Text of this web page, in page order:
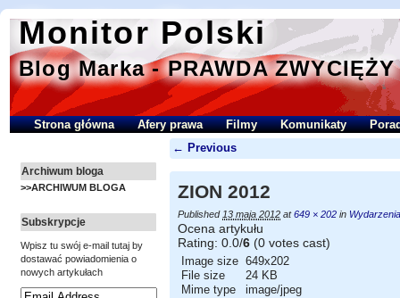
Monitor Polski
Blog Marka - PRAWDA ZWYCIĘŻY
Strona główna Afery prawa Filmy Komunikaty
Archiwum bloga
>>ARCHIWUM BLOGA
Subskrypcje
Wpisz tu swój e-mail tutaj by
dostawać powiadomienia o
nowych artykułach
← Previous
ZION 2012
Published 13 maja 2012 at649 × 202 in
Ocena artykułu
Rating: 0.0/6 (0 votes cast)
Image size 649x202
File size
24 KB
Mime type
image/jpeg